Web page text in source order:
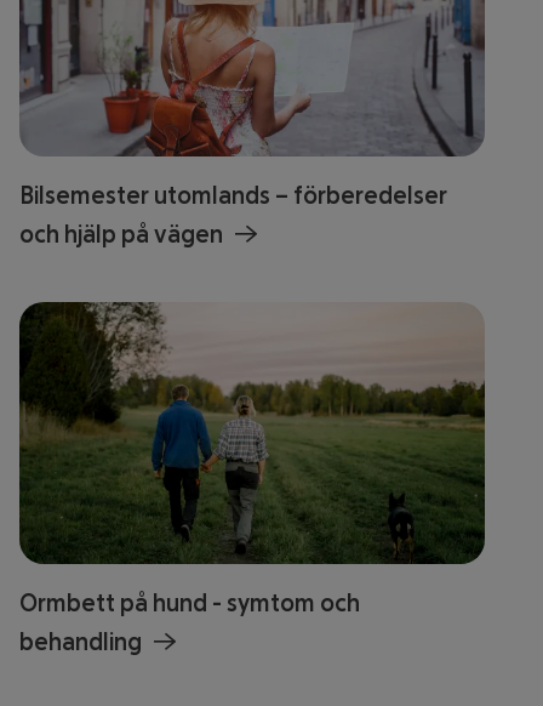
Bilsemester utomlands – förberedelser
och hjälp på vägen
Ormbett på hund - symtom och
behandling